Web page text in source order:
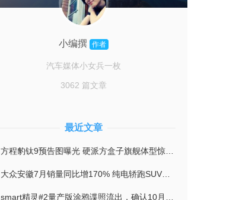
小编撰 作者
汽车媒体小女兵一枚
3062 篇文章
最近文章
方程豹钛9预告图曝光 硬派方盒子旗舰体型惊人 预计下半年首发
大众安徽7月销量同比增170% 纯电轿跑SUV与众09下半年登场
smart精灵#2量产版涂鸦谍照流出，确认10月巴黎车展首秀